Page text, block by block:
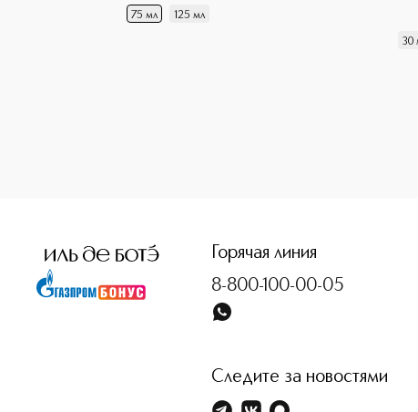
75 мл 125 мл
30
Горячая линия
8-800-100-00-05
Следите за новостями